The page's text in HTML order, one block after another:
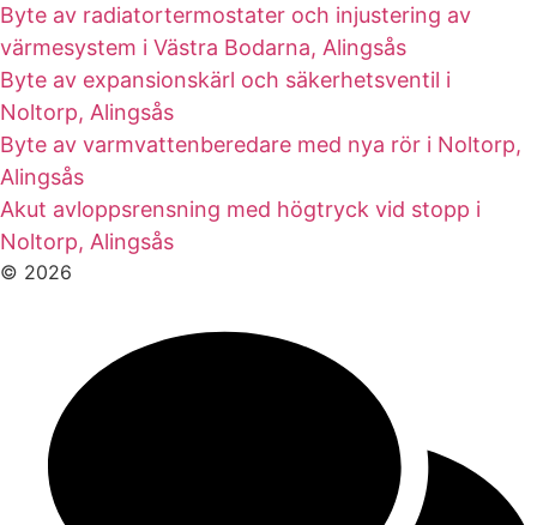
Byte av radiatortermostater och injustering av
värmesystem i Västra Bodarna, Alingsås
Byte av expansionskärl och säkerhetsventil i
Noltorp, Alingsås
Byte av varmvattenberedare med nya rör i Noltorp,
Alingsås
Akut avloppsrensning med högtryck vid stopp i
Noltorp, Alingsås
© 2026